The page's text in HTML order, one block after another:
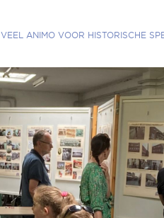
VEEL ANIMO VOOR HISTORISCHE